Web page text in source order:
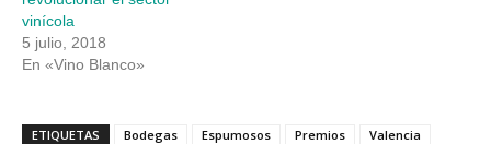
vinícola
5 julio, 2018
En «Vino Blanco»
ETIQUETAS Bodegas Espumosos Premios
Valencia